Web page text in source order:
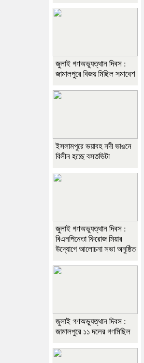
জুলাই গণঅভ্যুত্থান দিবস :
জামালপুরে বিজয় মিছিল সমাবেশ
ইসলামপুরে ভয়াবহ নদী ভাঙনে
বিলীন হচ্ছে বসতভিটা
জুলাই গণঅভ্যুত্থান দিবস :
বিএনপিনেতা ফিরোজ মিয়ার
উদ্যোগে আলোচনা সভা অনুষ্ঠিত
জুলাই গণঅভ্যুত্থান দিবস :
জামালপুরে ১১ দলের গণমিছিল